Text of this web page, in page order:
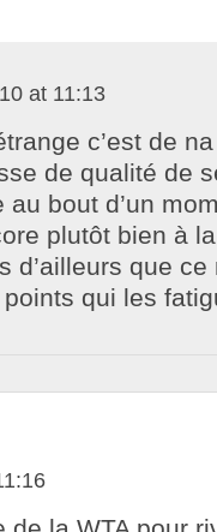
at 11:13
c’est de
de qualité de
au bout d’un
plutôt bien à
d’ailleurs que ce
qui les